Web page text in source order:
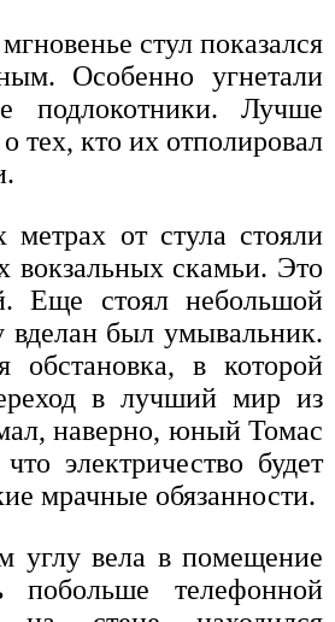
стул показался
Особенно угнетали
подлокотники. Лучше
тех, кто их отполировал
метрах от стула стояли
вокзальных скамьи. Это
Еще стоял небольшой
вделан был умывальник.
в которой
в лучший мир из
наверно, юный Томас
электричество будет
мрачные обязанности.
углу вела в помещение
побольше телефонной